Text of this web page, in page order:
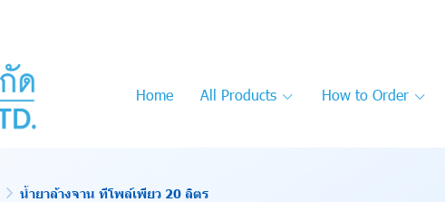
Home All Products How to Order
น้ำยาล้างจาน ทีโพล์เพียว 20 ลิตร